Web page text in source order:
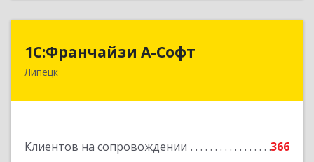
1С:Франчайзи А-Софт
Липецк
Клиентов на сопровождении
366
1С:Франчайзи А-Софт
398059, Липецкая обл, Липецк г, Фрунзе ул,